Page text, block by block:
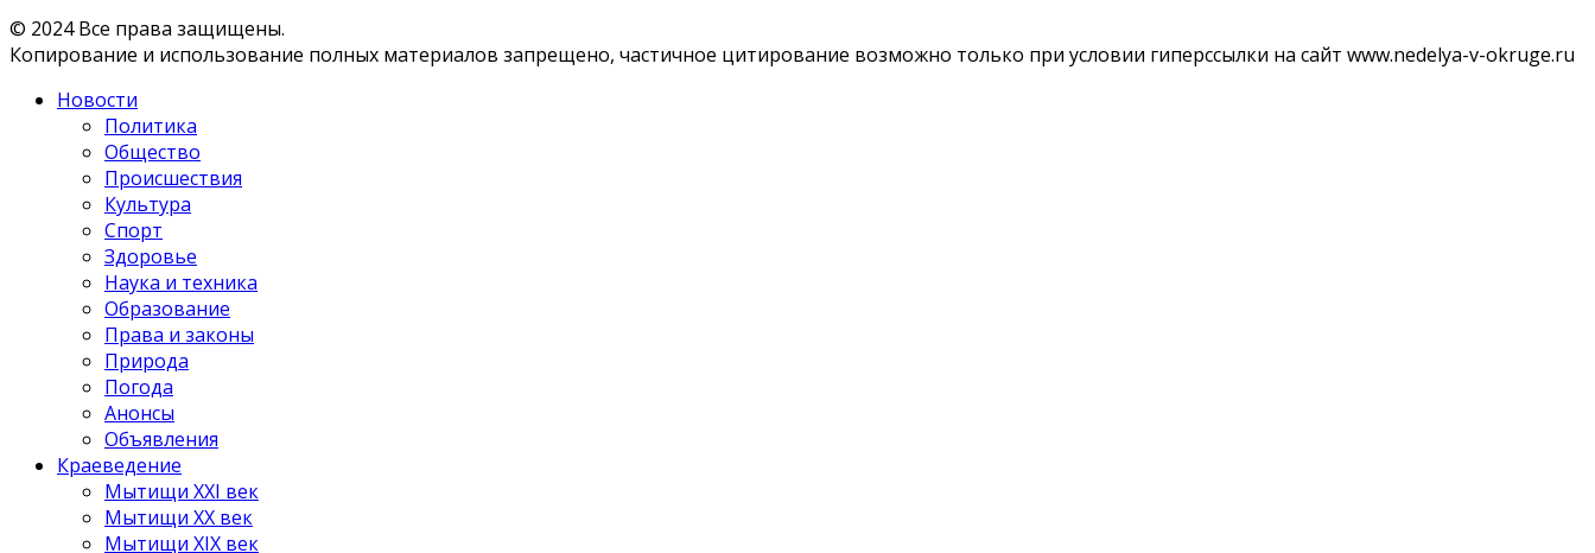
© 2024 Все права защищены.
Копирование и использование полных материалов запрещено, частичное цитирование возможно только при условии гиперссылки на сайт www.nedelya-v-okruge.ru
Новости
Политика
Общество
Происшествия
Культура
Спорт
Здоровье
Наука и техника
Образование
Права и законы
Природа
Погода
Анонсы
Объявления
Краеведение
Мытищи XXI век
Мытищи XX век
Мытищи XIX век